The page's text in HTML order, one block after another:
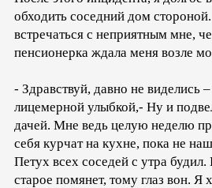
обходить соседний дом
встречаться с неприятным мне,
пенсионерка ждала меня возле
- Здравствуй, давно не виделись
лицемерной улыбкой,- Ну и
дачей. Мне ведь целую неделю
себя курчат на кухне, пока не
Петух всех соседей с утра будил.
старое помянет, тому глаз вон. Я